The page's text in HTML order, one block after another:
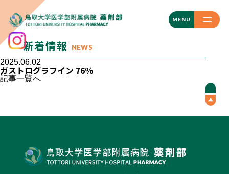
MENU
CLOSE
新着情報 NEWS
2025.06.02
ガストログラフイン 76％
記事一覧へ